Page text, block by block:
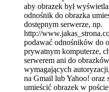
aby obrazek był
odnośnik do obrazka
dostępnym serwerze, np.
http://
podawać odnośników do
prywatnym komputerze,
serwerem ani do
wymagających
na Gmail lub Yahoo! oraz
umieścić obrazek w